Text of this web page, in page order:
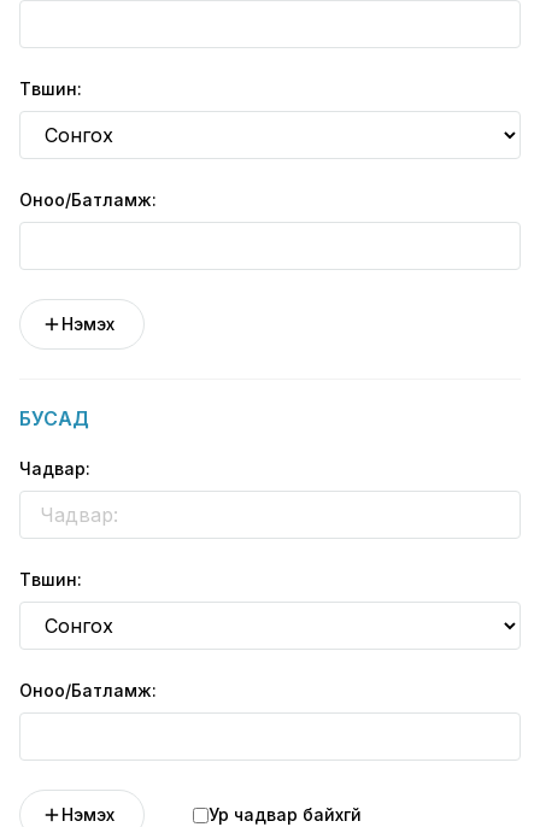
Түвшин:
Оноо/Батламж:
Нэмэх
БУСАД
Чадвар:
Түвшин:
Оноо/Батламж:
Нэмэх Ур чадвар байхгүй